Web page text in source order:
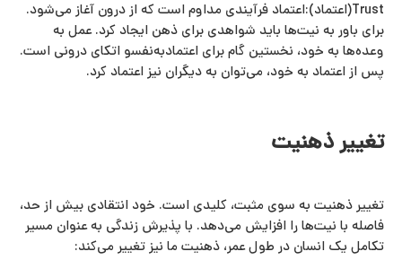
Trust(اعتماد):اعتماد فرآیندی مداوم است که از درون آغاز می‌شود.
برای باور به نیت‌ها باید شواهدی برای ذهن ایجاد کرد. عمل به
وعده‌ها به خود، نخستین گام برای اعتمادبه‌نفسو اتکای درونی است.
پس از اعتماد به خود، می‌توان به دیگران نیز اعتماد کرد.
تغییر ذهنیت
تغییر ذهنیت به سوی مثبت، کلیدی است. خود انتقادی بیش‌ از حد،
فاصله با نیت‌ها را افزایش می‌دهد. با پذیرش زندگی به عنوان مسیر
تکامل یک انسان در طول عمر، ذهنیت ما نیز تغییر می‌کند: